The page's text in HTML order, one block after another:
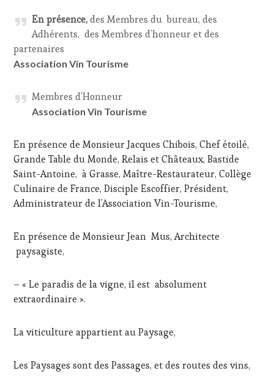
En présence,des Membres du bureau, des
Adhérents, des Membres d’honneur et des
partenaires
Association Vin Tourisme
Membres d’Honneur
Association Vin Tourisme
En présence de Monsieur Jacques Chibois, Chef étoilé,
Grande Table du Monde, Relais et Châteaux, Bastide
Saint-Antoine, à Grasse, Maître-Restaurateur, Collège
Culinaire de France, Disciple Escoffier, Président,
Administrateur de l’Association Vin-Tourisme,
En présence de Monsieur Jean Mus, Architecte
paysagiste,
– « Le paradis de la vigne, il est absolument
extraordinaire ».
La viticulture appartient au Paysage,
Les Paysages sont des Passages, et des routes des vins,